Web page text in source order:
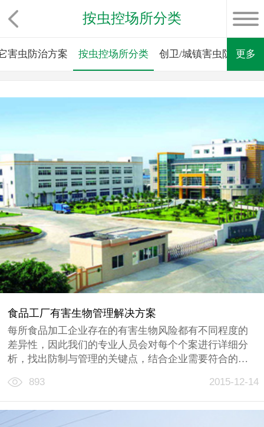
按虫控场所分类
害虫防治方案 按虫控场所分类 创卫/城镇害虫防治方案
更多
食品工厂有害生物管理解决方案
每所食品加工企业存在的有害生物风险都有不同程度的
差异性，因此我们的专业人员会对每个个案进行详细分
析，找出防制与管理的关键点，结合企业需要符合的相
案，最大程度降低有害生物所带来的风险。
满足食品安全与卫生审核的需求......
893 2015-12-14